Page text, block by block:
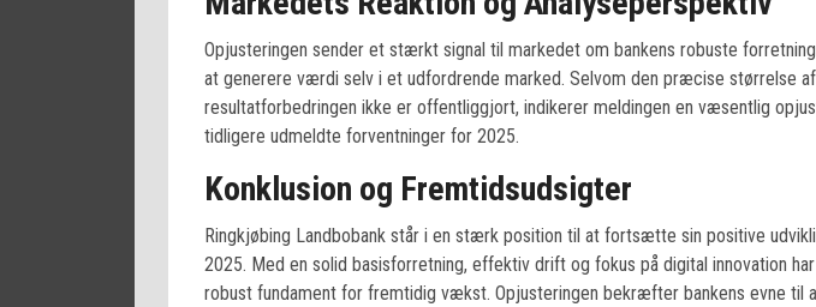
Opjusteringen sender et stærkt signal til markedet om bankens robuste
at generere værdi selv i et udfordrende marked. Selvom den præcise størrelse af
resultatforbedringen ikke er offentliggjort, indikerer meldingen en væsentlig
tidligere udmeldte forventninger for 2025.
Konklusion og Fremtidsudsigter
Ringkjøbing Landbobank står i en stærk position til at fortsætte sin positive
2025. Med en solid basisforretning, effektiv drift og fokus på digital innovation
robust fundament for fremtidig vækst. Opjusteringen bekræfter bankens evne til